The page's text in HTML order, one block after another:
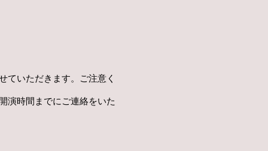
ていただきます。ご注意く
演時間までにご連絡をいた